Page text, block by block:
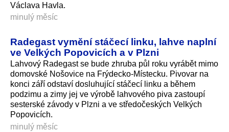
Václava Havla.
minulý měsíc
Radegast vymění stáčecí linku, lahve naplní
ve Velkých Popovicích a v Plzni
Lahvový Radegast se bude zhruba půl roku vyrábět mimo
domovské Nošovice na Frýdecko-Místecku. Pivovar na
konci září odstaví dosluhující stáčecí linku a během
podzimu a zimy jej ve výrobě lahvového piva zastoupí
sesterské závody v Plzni a ve středočeských Velkých
Popovicích.
minulý měsíc